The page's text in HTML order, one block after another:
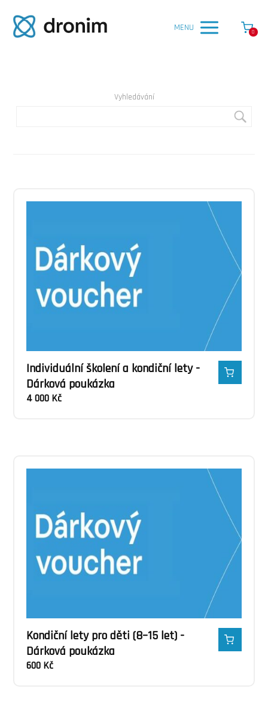
MENU 0
Vyhledávání
Individuální školení a kondiční lety -
Dárková poukázka
4 000 Kč
Kondiční lety pro děti (8–15 let) -
Dárková poukázka
600 Kč